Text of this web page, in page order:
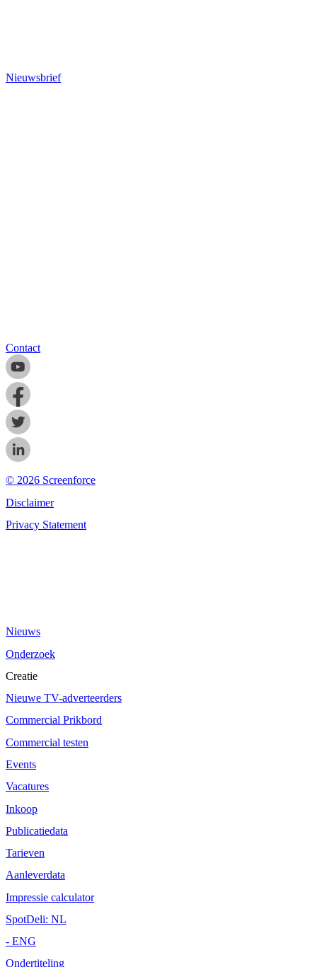
Nieuwsbrief
Contact
© 2026 Screenforce
Disclaimer
Privacy Statement
Nieuws
Onderzoek
Creatie
Nieuwe TV-adverteerders
Commercial Prikbord
Commercial testen
Events
Vacatures
Inkoop
Publicatiedata
Tarieven
Aanleverdata
Impressie calculator
SpotDeli: NL
- ENG
Ondertiteling